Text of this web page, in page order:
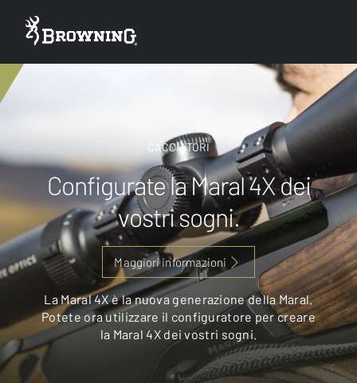
CACCIATORI
Configurate la Maral 4X dei
vostri sogni.
La Maral 4X è la nuova generazione della Maral.
Potete ora utilizzare il configuratore per creare
la Maral 4X dei vostri sogni.
Maggiori informazioni